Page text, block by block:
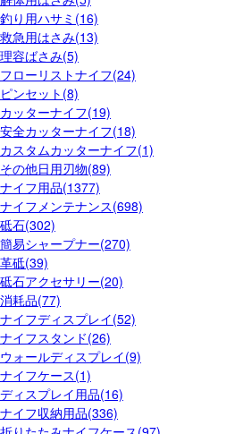
釣り用ハサミ(16)
救急用はさみ(13)
理容ばさみ(5)
フローリストナイフ(24)
ピンセット(8)
カッターナイフ(19)
安全カッターナイフ(18)
カスタムカッターナイフ(1)
その他日用刃物(89)
ナイフ用品(1377)
ナイフメンテナンス(698)
砥石(302)
簡易シャープナー(270)
革砥(39)
砥石アクセサリー(20)
消耗品(77)
ナイフディスプレイ(52)
ナイフスタンド(26)
ウォールディスプレイ(9)
ナイフケース(1)
ディスプレイ用品(16)
ナイフ収納用品(336)